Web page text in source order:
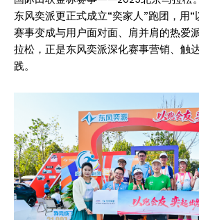
东风奕派更正式成立“奕家人”跑团，用
赛事变成与用户面对面、肩并肩的热爱
拉松，正是东风奕派深化赛事营销、触
践。